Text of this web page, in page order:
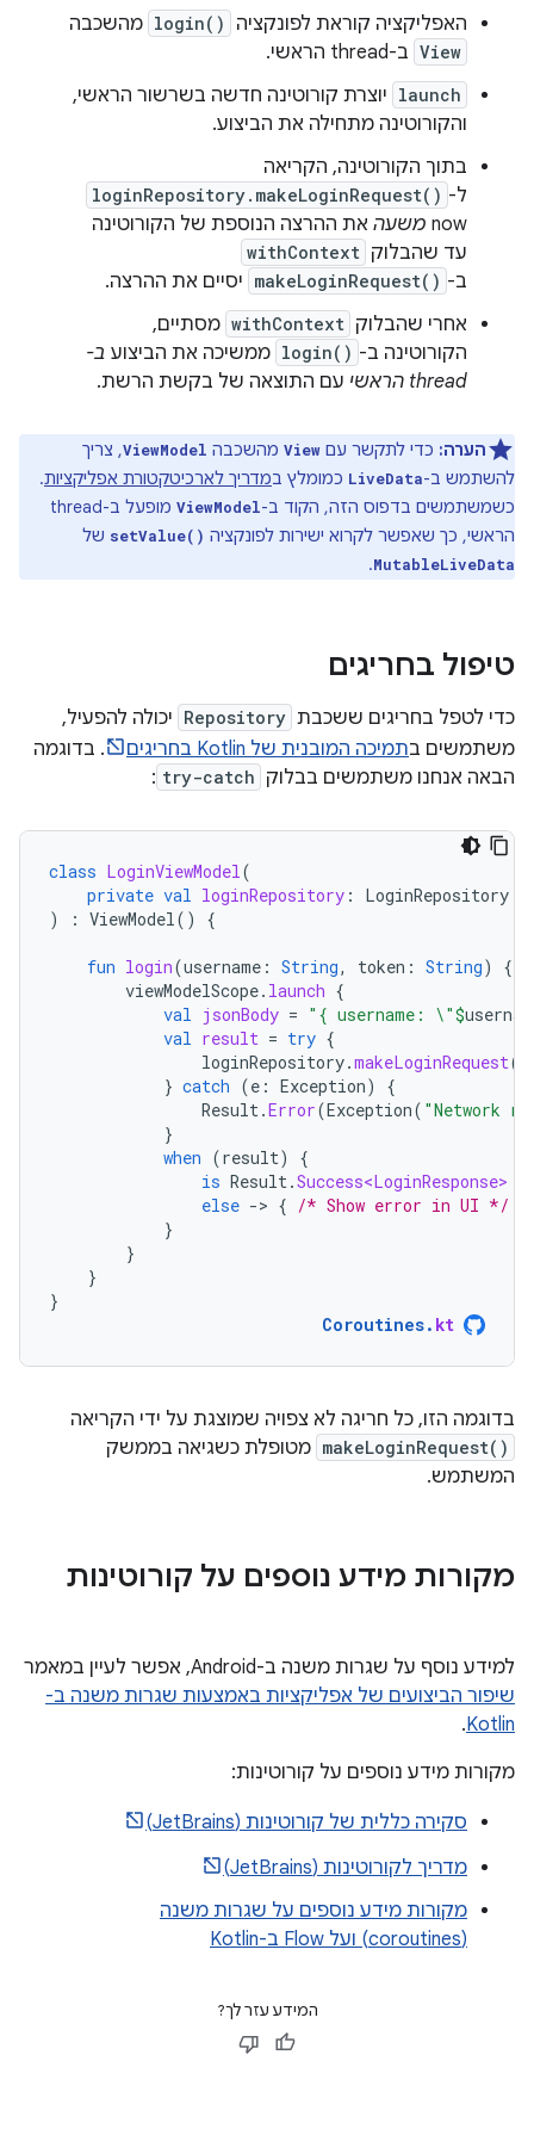
האפליקציה קוראת לפונקציה login() מהשכבה
View ב-thread הראשי.
launch יוצרת קורוטינה חדשה בשרשור הראשי,
והקורוטינה מתחילה את הביצוע.
בתוך הקורוטינה, הקריאה
ל- loginRepository.makeLoginRequest()
now משעה את ההרצה הנוספת של הקורוטינה
עד שהבלוק withContext
ב- makeLoginRequest() יסיים את ההרצה.
אחרי שהבלוק withContext מסתיים,
הקורוטינה ב- login() ממשיכה את הביצוע ב-
thread הראשי
עם התוצאה של בקשת הרשת.
הערה: כדי לתקשר עם View מהשכבה ViewModel, צריך
להשתמש ב-LiveData כמומלץ במדריך לארכיטקטורת אפליקציות.
כשמשתמשים בדפוס הזה, הקוד ב-ViewModel
מופעל ב-thread
הראשי, כך שאפשר לקרוא ישירות לפונקציה setValue() של
MutableLiveData
.
טיפול בחריגים
כדי לטפל בחריגים ששכבת Repository יכולה להפעיל,
משתמשים בתמיכה המובנית של Kotlin בחריגים
. בדוגמה
הבאה אנחנו משתמשים בבלוק try-catch
:
class LoginViewModel(
private val loginRepository :
LoginRepository
)
: ViewModel() {
fun login(username : String, token : String)
{
viewModelScope. launch {
val jsonBody = "{ username: \"$
val result = try {
loginRepository.makeLoginRequest(
} catch (e : Exception)
{
Result.Error(Exception( "Network
}
when (result)
{
is Result.Success<LoginResponse>
else -> { /* Show error in UI */
}
}
}
}
Coroutines. kt
בדוגמה הזו, כל חריגה לא צפויה שמוצגת על ידי הקריאה
makeLoginRequest() מטופלת כשגיאה בממשק
המשתמש.
מקורות מידע נוספים על קורוטינות
למידע נוסף על שגרות משנה ב-Android, אפשר לעיין במאמר
שיפור הביצועים של אפליקציות באמצעות שגרות משנה ב-
Kotlin
.
מקורות מידע נוספים על קורוטינות:
סקירה כללית של קורוטינות (JetBrains)
מדריך לקורוטינות (JetBrains)
מקורות מידע נוספים על שגרות משנה
(coroutines) ועל Flow ב-Kotlin
המידע עזר לך?